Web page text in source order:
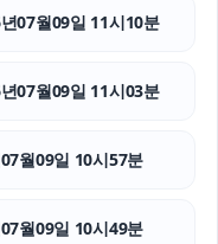
07월09일 11시10분
07월09일 11시03분
월09일 10시57분
월09일 10시49분